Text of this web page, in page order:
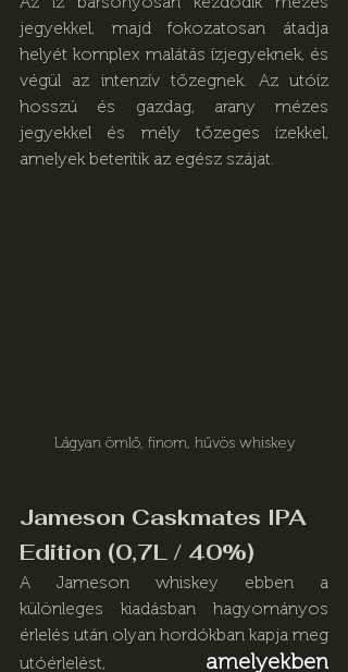
jegyekkel, majd fokozatosan átadja
helyét komplex malátás ízjegyeknek, és
végül az intenzív tőzegnek. Az utóíz
hosszú és gazdag, arany mézes
jegyekkel és mély tőzeges ízekkel,
amelyek beterítik az egész szájat.
Lágyan ömlő, finom, hűvös whiskey
Jameson Caskmates IPA
Edition (0,7L / 40%)
A Jameson whiskey ebben a
különleges kiadásban hagyományos
érlelés után olyan hordókban kapja meg
utóérlelést, amelyekben